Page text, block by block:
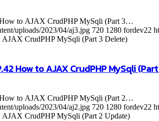
to AJAX CrudPHP MySqli (Part 3…
uploads/2023/04/aj3.jpg 720 1280 fordev22
CrudPHP MySqli (Part 3 Delete)
How to AJAX CrudPHP MySqli
to AJAX CrudPHP MySqli (Part 2…
uploads/2023/04/aj2.jpg 720 1280 fordev22
CrudPHP MySqli (Part 2 Update)